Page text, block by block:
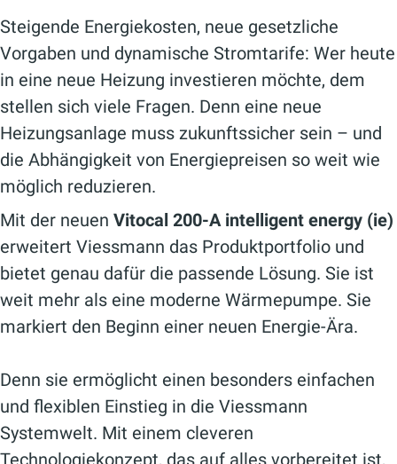
Steigende Energiekosten, neue gesetzliche
Vorgaben und dynamische Stromtarife: Wer heute
in eine neue Heizung investieren möchte, dem
stellen sich viele Fragen. Denn eine neue
Heizungsanlage muss zukunftssicher sein – und
die Abhängigkeit von Energiepreisen so weit wie
möglich reduzieren.
Mit der neuen Vitocal 200-A intelligent energy (ie)
erweitert Viessmann das Produktportfolio und
bietet genau dafür die passende Lösung. Sie ist
weit mehr als eine moderne Wärmepumpe. Sie
markiert den Beginn einer neuen Energie-Ära.
Denn sie ermöglicht einen besonders einfachen
und flexiblen Einstieg in die Viessmann
Systemwelt. Mit einem cleveren
Technologiekonzept, das auf alles vorbereitet ist,